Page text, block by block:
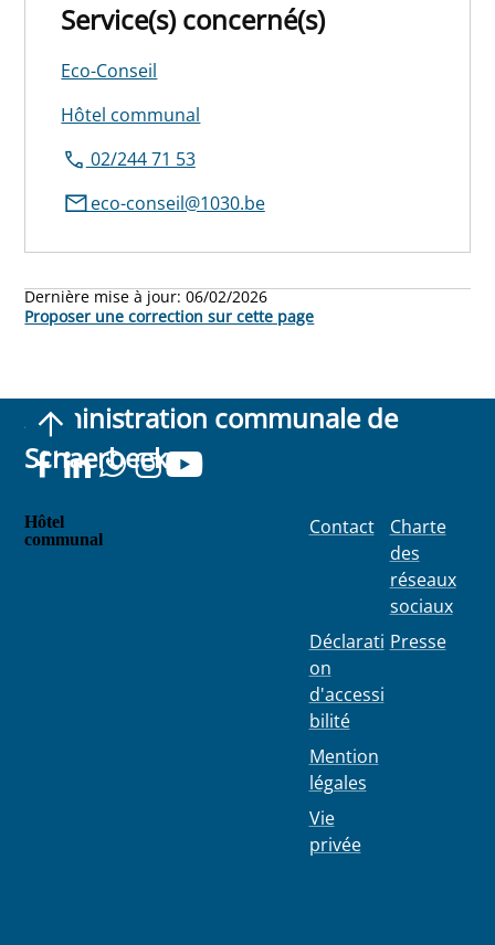
Service(s) concerné(s)
Eco-Conseil
Hôtel communal
02/244 71 53
eco-conseil@1030.be
Dernière mise à jour:06/02/2026
Proposer une correction sur cette page
Administration communale de
Schaerbeek
Hôtel
communal
Contact
Déclarati
on
d'accessi
bilité
Mention
légales
Vie
privée
Charte
des
réseaux
sociaux
Presse